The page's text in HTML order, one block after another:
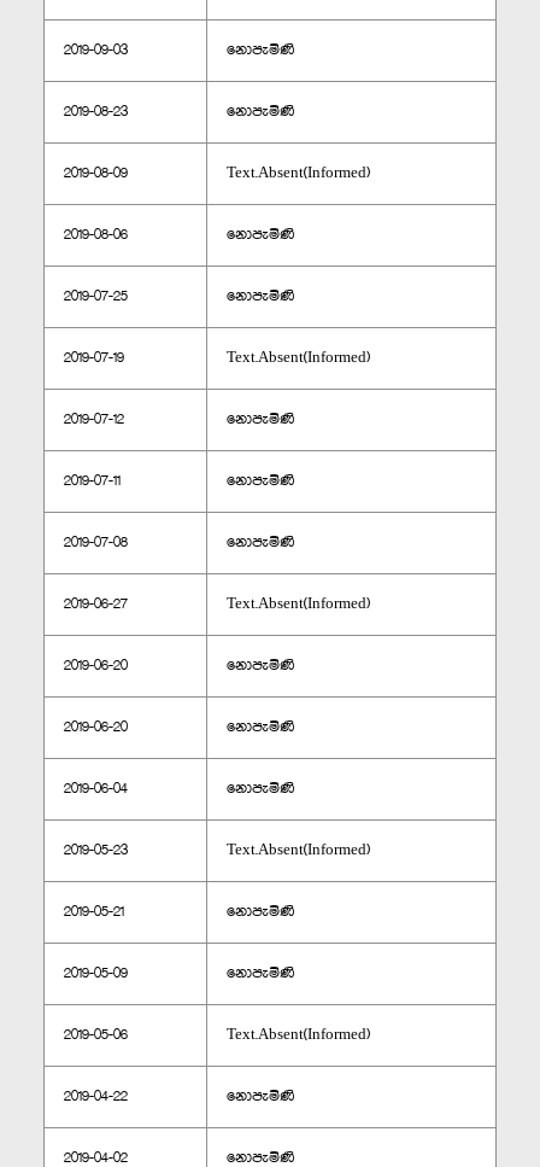
2019-09-03 නොපැමිණි
2019-08-23 නොපැමිණි
2019-08-09 Text.Absent(Informed)
2019-08-06 නොපැමිණි
2019-07-25 නොපැමිණි
2019-07-19 Text.Absent(Informed)
2019-07-12 නොපැමිණි
2019-07-11 නොපැමිණි
2019-07-08 නොපැමිණි
2019-06-27 Text.Absent(Informed)
2019-06-20 නොපැමිණි
2019-06-20 නොපැමිණි
2019-06-04 නොපැමිණි
2019-05-23 Text.Absent(Informed)
2019-05-21 නොපැමිණි
2019-05-09 නොපැමිණි
2019-05-06 Text.Absent(Informed)
2019-04-22 නොපැමිණි
2019-04-02 නොපැමිණි